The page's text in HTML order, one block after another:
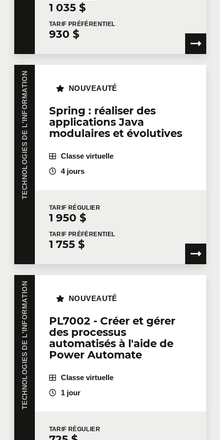
Téléphone
Entreprise
Nombre de participants
Formation*
Dites-nous en plus
Votre fonction
Localisation pour la formation
Message
1 035 $
TARIF PRÉFÉRENTIEL
930 $
TECHNOLOGIES DE L'INFORMATION
Spring : réaliser des
applications Java
modulaires et évolutives
NOUVEAUTÉ
Classe virtuelle
4 jours
TARIF RÉGULIER
1 950 $
TARIF PRÉFÉRENTIEL
1 755 $
TECHNOLOGIES DE L'INFORMATION
PL7002 - Créer et gérer
des processus
automatisés à l'aide de
Power Automate
NOUVEAUTÉ
Classe virtuelle
1 jour
TARIF RÉGULIER